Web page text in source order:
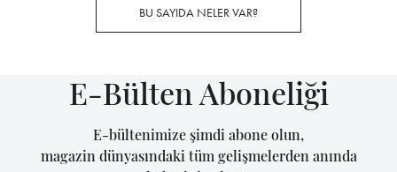
BU SAYIDA NELER VAR?
E-Bülten Aboneliği
E-bültenimize şimdi abone olun,
magazin dünyasındaki tüm gelişmelerden anında